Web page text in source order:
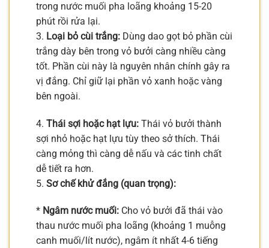
trong nước muối pha loãng khoảng 15-20
phút rồi rửa lại.
3. Loại bỏ cùi trắng: Dùng dao gọt bỏ phần cùi
trắng dày bên trong vỏ bưởi càng nhiều càng
tốt. Phần cùi này là nguyên nhân chính gây ra
vị đắng. Chỉ giữ lại phần vỏ xanh hoặc vàng
bên ngoài.
4. Thái sợi hoặc hạt lựu: Thái vỏ bưởi thành
sợi nhỏ hoặc hạt lựu tùy theo sở thích. Thái
càng mỏng thì càng dễ nấu và các tinh chất
dễ tiết ra hơn.
5. Sơ chế khử đắng (quan trọng):
* Ngâm nước muối: Cho vỏ bưởi đã thái vào
thau nước muối pha loãng (khoảng 1 muỗng
canh muối/lít nước), ngâm ít nhất 4-6 tiếng